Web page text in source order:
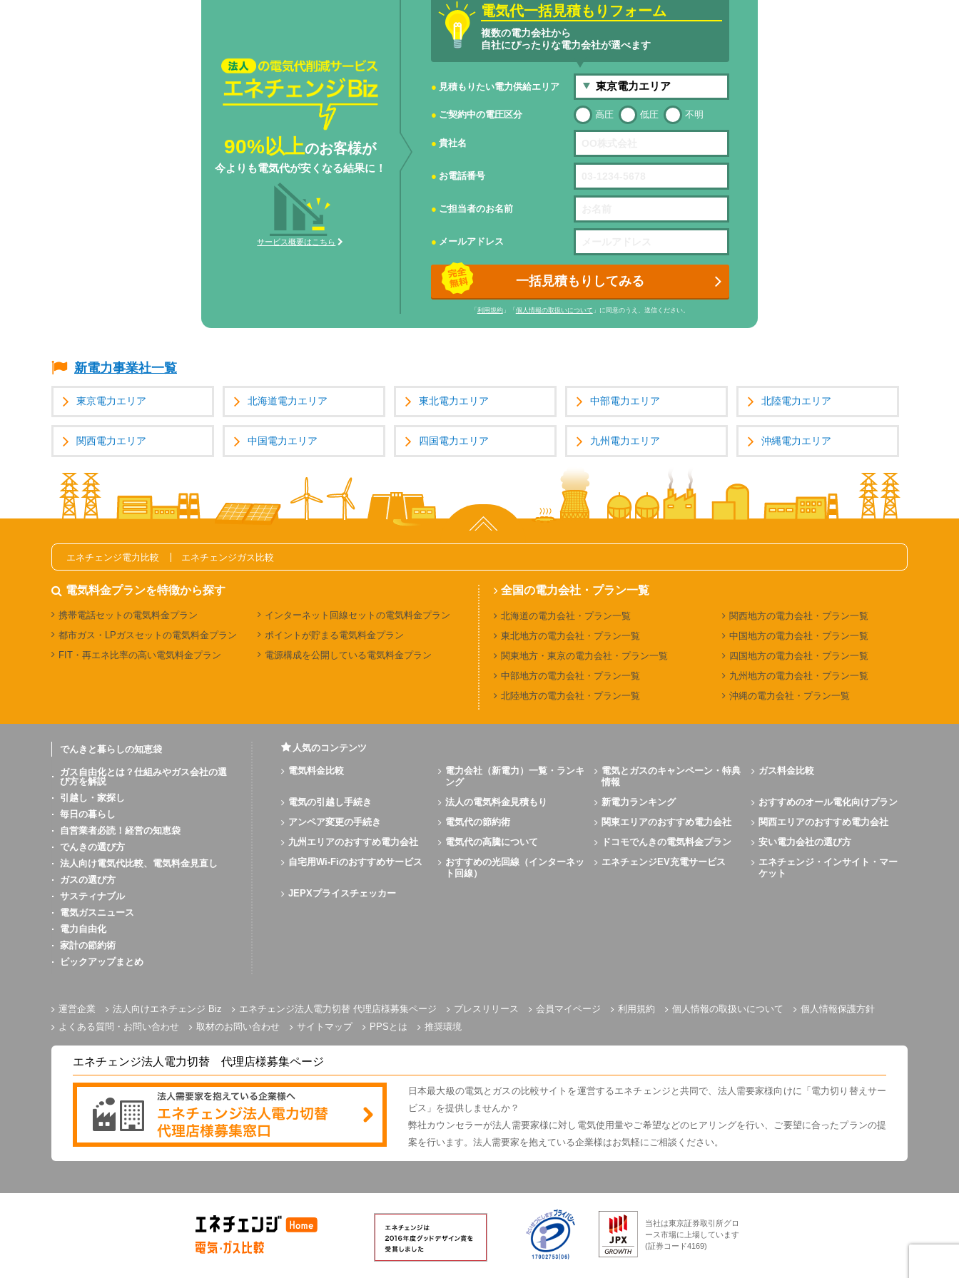
法人の電気代削減サービスエネ
チェンジ Biz
90%以上のお客様が
今よりも電気代が安くなる結果に！
サービス概要はこちら
電気代一括見積もりフォーム
複数の電力会社から
自社にぴったりな電力会社が選べます
見積もりたい電力供給エリア
ご契約中の電圧区分 高圧 低圧 不明
貴社名
お電話番号
ご担当者のお名前
メールアドレス
一括見積もりしてみる
「 利用規約」「 個人情報の取扱いについて 」に同意のうえ、送信ください。
新電力事業社一覧
東京電力エリア 北海道電力エリア 東北電力エリア 中部電力エリア 北陸電力エリア
関西電力エリア 中国電力エリア 四国電力エリア 九州電力エリア 沖縄電力エリア
ページ上部へ
エネチェンジ電力比較 エネチェンジガス比較
電気料金プランを特徴から探す
携帯電話セットの電気料金プラン
インターネット回線セットの電気料金プラン
都市ガス・LPガスセットの電気料金プラン
ポイントが貯まる電気料金プラン
FIT・再エネ比率の高い電気料金プラン
電源構成を公開している電気料金プラン
全国の電力会社・プラン一覧
北海道の電力会社・プラン一覧
東北地方の電力会社・プラン一覧
関東地方・東京の電力会社・プラン一覧
中部地方の電力会社・プラン一覧
北陸地方の電力会社・プラン一覧
関西地方の電力会社・プラン一覧
中国地方の電力会社・プラン一覧
四国地方の電力会社・プラン一覧
九州地方の電力会社・プラン一覧
沖縄の電力会社・プラン一覧
でんきと暮らしの知恵袋
ガス自由化とは？仕組みやガス会社の選
び方を解説
引越し・家探し
毎日の暮らし
自営業者必読！経営の知恵袋
でんきの選び方
法人向け電気代比較、電気料金見直し
ガスの選び方
サスティナブル
電気ガスニュース
電力自由化
家計の節約術
ピックアップまとめ
人気のコンテンツ
電気料金比較
電力会社（新電力）一覧・ランキ
ング
電気とガスのキャンペーン・特典
情報
ガス料金比較
電気の引越し手続き 法人の電気料金見積もり 新電力ランキング
おすすめのオール電化向けプラン
アンペア変更の手続き
電気代の節約術 関東エリアのおすすめ電力会社
関西エリアのおすすめ電力会社
九州エリアのおすすめ電力会社
電気代の高騰について ドコモでんきの電気料金プラン
安い電力会社の選び方
自宅用Wi-Fiのおすすめサービス
おすすめの光回線（インターネッ
ト回線）
エネチェンジEV充電サービス
エネチェンジ・インサイト・マー
ケット
JEPXプライスチェッカー
運営企業 法人向けエネチェンジ Biz エネチェンジ法人電力切替 代理店様募集ページ プレスリリース 会員マイページ 利用規約 個人情報の取扱いについて
個人情報保護方針
よくある質問・お問い合わせ
取材のお問い合わせ サイトマップ PPSとは 推奨環境
エネチェンジ法人電力切替 代理店様募集ページ
日本最大級の電気とガスの比較サイトを運営するエネチェンジと共同で、法人需要家様向けに「電力切り替えサー
ビス」を提供しませんか？
弊社カウンセラーが法人需要家様に対し電気使用量やご希望などのヒアリングを行い、ご要望に合ったプランの提
案を行います。法人需要家を抱えている企業様はお気軽にご相談ください。
電気とガスのかんたん比較 エネチェンジ
当社は東京証券取引所グロ
ース市場に上場しています
(証券コード4169)